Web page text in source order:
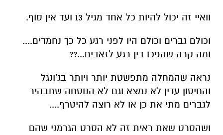
וואיי זה יכול להיות כל אחד מגיל 13 ועד אין סוף.
וכולם גברים וכולם היו לפני רגע כל כך נחמדים....
ומה קרה שהפכו בין רגע לזאבים...??
נראה שהמחלה מתפשטת יותר ויותר בג'ונגל
והחיסון עדין לא נמצא וגם לא הנוסחה שתבהיר
לגברים מתי את כן או לא רוצה להיטרף....
ושהסרט שאת ראית זה לא הסרט הגרמני שהם